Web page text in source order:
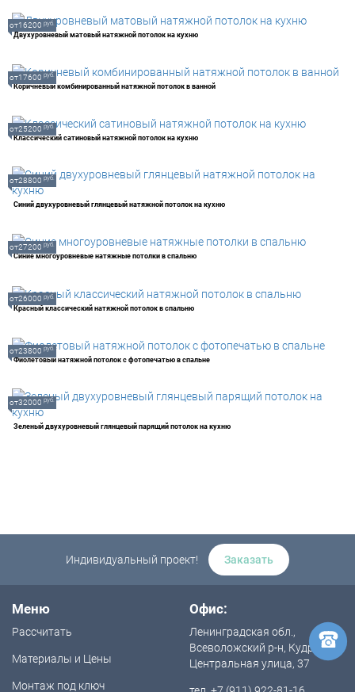
Двухуровневый матовый натяжной потолок на кухню
от16200 руб.
Коричневый комбинированный натяжной потолок в ванной
от17600 руб.
Классический сатиновый натяжной потолок на кухню
от25200 руб.
Синий двухуровневый глянцевый натяжной потолок на кухню
от28800 руб.
Синие многоуровневые натяжные потолки в спальню
от27200 руб.
Красный классический натяжной потолок в спальню
от26000 руб.
Фиолетовый натяжной потолок с фотопечатью в спальне
от23800 руб.
Зеленый двухуровневый глянцевый парящий потолок на кухню
от32000 руб.
Индивидуальный проект! Заказать
Меню
Рассчитать
Материалы и Цены
Монтаж под ключ
Офис:
Ленинградская обл.,
Всеволожский р-н, Кудрово,
Центральная улица, 37